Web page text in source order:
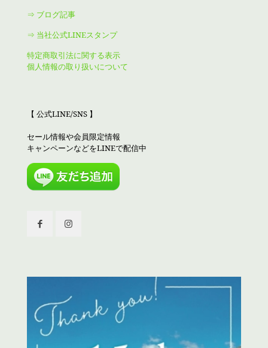
⇒ ブログ記事
⇒ 当社公式LINEスタンプ
特定商取引法に関する表示
個人情報の取り扱いについて
【 公式LINE/SNS 】
セール情報や会員限定情報
キャンペーンなどをLINEで配信中